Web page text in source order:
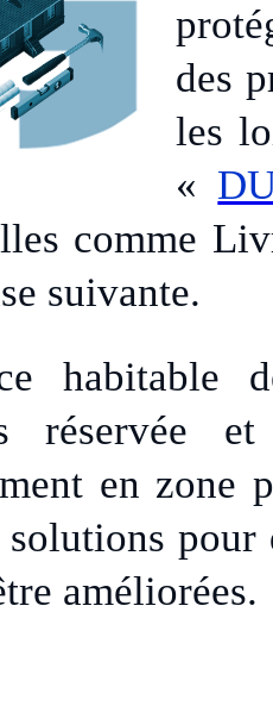
des
les
«
comme
suivante.
habitable
réservée
en zone
solutions
améliorées.